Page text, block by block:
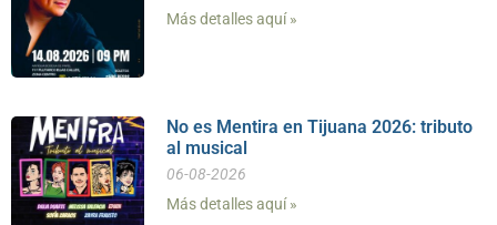
Más detalles aquí »
No es Mentira en Tijuana 2026: tributo
al musical
06-08-2026
Más detalles aquí »